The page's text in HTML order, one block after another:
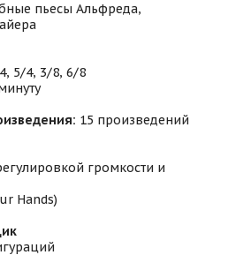
пьесы Альфреда,
5/4, 3/8, 6/8
15 произведений
громкости и
Hands)